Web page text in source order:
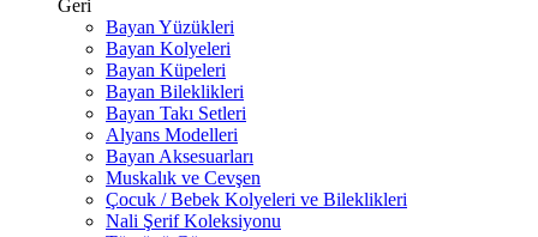
Geri
Bayan Yüzükleri
Bayan Kolyeleri
Bayan Küpeleri
Bayan Bileklikleri
Bayan Takı Setleri
Alyans Modelleri
Bayan Aksesuarları
Muskalık ve Cevşen
Çocuk / Bebek Kolyeleri ve Bileklikleri
Nali Şerif Koleksiyonu